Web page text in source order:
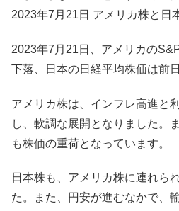
2023年7月21日 アメリカ株と日
2023年7月21日、アメリカの
下落、日本の日経平均株価は前
アメリカ株は、インフレ高進と
し、軟調な展開となりました。
も株価の重荷となっています。
日本株も、アメリカ株に連れら
た。また、円安が進むなかで、